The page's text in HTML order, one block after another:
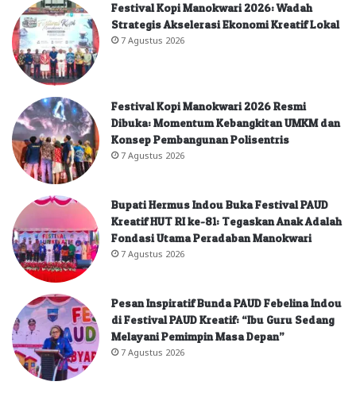
Festival Kopi Manokwari 2026: Wadah
Strategis Akselerasi Ekonomi Kreatif Lokal
7 Agustus 2026
Festival Kopi Manokwari 2026 Resmi
Dibuka: Momentum Kebangkitan UMKM dan
Konsep Pembangunan Polisentris
7 Agustus 2026
Bupati Hermus Indou Buka Festival PAUD
Kreatif HUT RI ke-81: Tegaskan Anak Adalah
Fondasi Utama Peradaban Manokwari
7 Agustus 2026
Pesan Inspiratif Bunda PAUD Febelina Indou
di Festival PAUD Kreatif: “Ibu Guru Sedang
Melayani Pemimpin Masa Depan”
7 Agustus 2026